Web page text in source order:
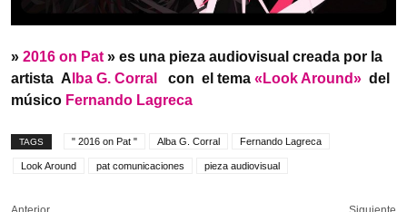
» 2016 on Pat » es una pieza audiovisual creada por la
artista A lba G. Corral con el tema «Look Around» del
músico Fernando Lagreca
TAGS " 2016 on Pat " Alba G. Corral Fernando Lagreca
Look Around pat comunicaciones pieza audiovisual